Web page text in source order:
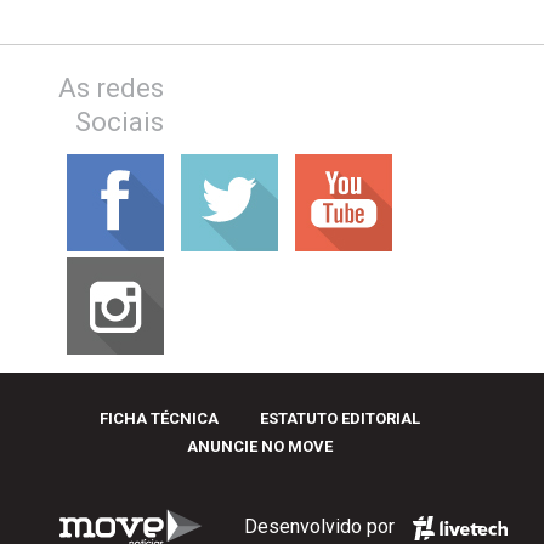
As redes
Sociais
FICHA TÉCNICA
ESTATUTO EDITORIAL
ANUNCIE NO MOVE
Desenvolvido por